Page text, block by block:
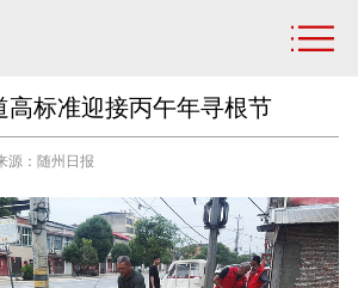
高标准迎接丙午年寻根节
源：随州日报